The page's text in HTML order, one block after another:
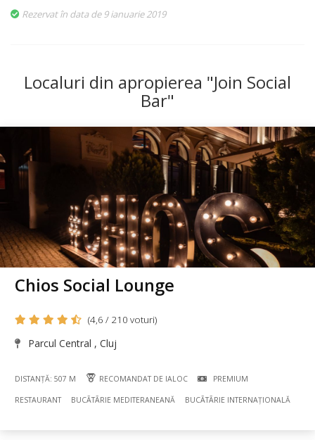
Rezervat în data de 9 ianuarie 2019
Localuri din apropierea "Join Social
Bar"
Chios Social Lounge
(4,6 / 210 voturi)
Parcul Central , Cluj
DISTANȚĂ: 507 M RECOMANDAT DE IALOC PREMIUM
RESTAURANT BUCÃTÃRIE MEDITERANEANĂ BUCÃTÃRIE INTERNAȚIONALĂ